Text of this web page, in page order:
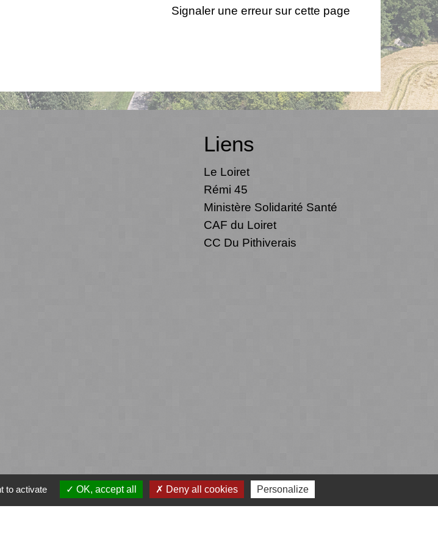
Signaler une erreur sur cette page
Liens
Le Loiret
Rémi 45
Ministère Solidarité Santé
CAF du Loiret
CC Du Pithiverais
- Plan du site - Gestion des cookies
to activate OK, accept all Deny all cookies Personalize